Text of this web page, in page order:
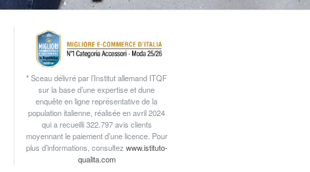
* Sceau délivré par l’Institut allemand ITQF
sur la base d’une expertise et dune
enquête en ligne représentative de la
population italienne, réalisée en avril 2024
qui a recueilli 322.797 avis clients
moyennant le paiement d’une licence. Pour
plus d’informations, consultez www.istituto-
qualita.com